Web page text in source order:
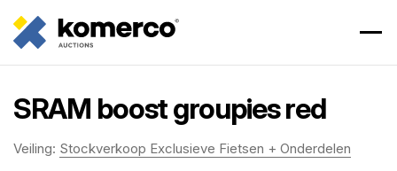
SRAM boost groupies red
Veiling: Stockverkoop Exclusieve Fietsen + Onderdelen